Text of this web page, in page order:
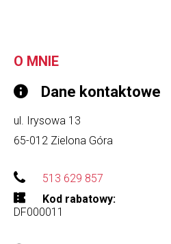
O MNIE
Dane kontaktowe
ul. Irysowa 13
65-012 Zielona Góra
513 629 857
Kod rabatowy
DF000011